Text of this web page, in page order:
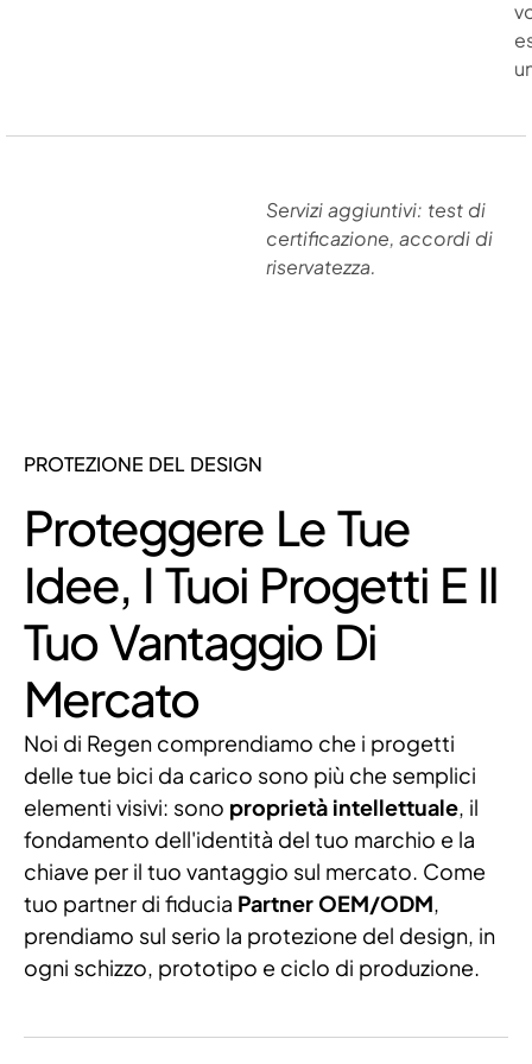
Servizi aggiuntivi: test di
certificazione, accordi di
riservatezza.
PROTEZIONE DEL DESIGN
Proteggere Le Tue
Idee, I Tuoi Progetti E Il
Tuo Vantaggio Di
Mercato
Noi di Regen comprendiamo che i progetti
delle tue bici da carico sono più che semplici
elementi visivi: sono proprietà intellettuale, il
fondamento dell'identità del tuo marchio e la
chiave per il tuo vantaggio sul mercato. Come
tuo partner di fiducia Partner OEM/ODM,
prendiamo sul serio la protezione del design, in
ogni schizzo, prototipo e ciclo di produzione.